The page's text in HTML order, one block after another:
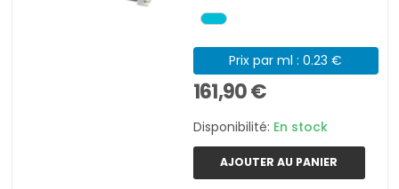
Prix par ml : 0.23 €
161,90 €
Disponibilité: En stock
AJOUTER AU PANIER